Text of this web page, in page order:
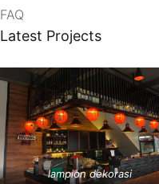
FAQ
Latest Projects
lampion dekorasi